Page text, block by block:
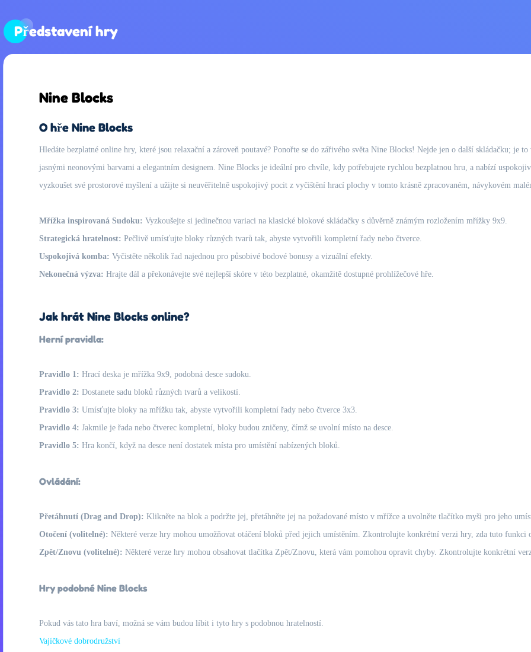
Představení hry
Nine Blocks
O hře Nine Blocks
Hledáte bezplatné online hry, které jsou relaxační a zároveň poutavé? Ponořte se do zářivého světa Nine Blocks! Nejde jen o další skládačku; je
jasnými neonovými barvami a elegantním designem. Nine Blocks je ideální pro chvíle, kdy potřebujete rychlou bezplatnou hru, a nabízí
vyzkoušet své prostorové myšlení a užijte si neuvěřitelně uspokojivý pocit z vyčištění hrací plochy v tomto krásně zpracovaném, návykovém
Mřížka inspirovaná Sudoku: Vyzkoušejte si jedinečnou variaci na klasické blokové skládačky s důvěrně známým rozložením mřížky 9x9.
Strategická hratelnost: Pečlivě umísťujte bloky různých tvarů tak, abyste vytvořili kompletní řady nebo čtverce.
Uspokojivá komba: Vyčistěte několik řad najednou pro působivé bodové bonusy a vizuální efekty.
Nekonečná výzva: Hrajte dál a překonávejte své nejlepší skóre v této bezplatné, okamžitě dostupné prohlížečové hře.
Jak hrát Nine Blocks online?
Herní pravidla:
Pravidlo 1: Hrací deska je mřížka 9x9, podobná desce sudoku.
Pravidlo 2: Dostanete sadu bloků různých tvarů a velikostí.
Pravidlo 3: Umísťujte bloky na mřížku tak, abyste vytvořili kompletní řady nebo čtverce 3x3.
Pravidlo 4: Jakmile je řada nebo čtverec kompletní, bloky budou zničeny, čímž se uvolní místo na desce.
Pravidlo 5: Hra končí, když na desce není dostatek místa pro umístění nabízených bloků.
Ovládání:
Přetáhnutí (Drag and Drop): Klikněte na blok a podržte jej, přetáhněte jej na požadované místo v mřížce a uvolněte tlačítko myši pro jeho
Otočení (volitelné): Některé verze hry mohou umožňovat otáčení bloků před jejich umístěním. Zkontrolujte konkrétní verzi hry, zda tuto funkci
Zpět/Znovu (volitelné): Některé verze hry mohou obsahovat tlačítka Zpět/Znovu, která vám pomohou opravit chyby. Zkontrolujte konkrétní
Hry podobné Nine Blocks
Pokud vás tato hra baví, možná se vám budou líbit i tyto hry s podobnou hratelností.
Vajíčkové dobrodružství